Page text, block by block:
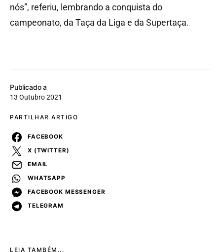
Publicado a
13 Outubro 2021
PARTILHAR ARTIGO
FACEBOOK
X (TWITTER)
EMAIL
WHATSAPP
FACEBOOK MESSENGER
TELEGRAM
nós”, referiu, lembrando a conquista do
campeonato, da Taça da Liga e da Supertaça.
LEIA TAMBÉM...